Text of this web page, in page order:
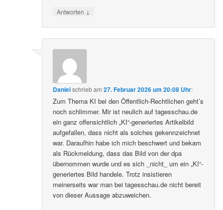
Antworten ↓
Danielschriebam27. Februar 2026 um 20:08 Uhr:
Zum Thema KI bei den Öffentlich-Rechtlichen geht’s
noch schlimmer. Mir ist neulich auf tagesschau.de
ein ganz offensichtlich „KI“-generiertes Artikelbild
aufgefallen, dass nicht als solches gekennzeichnet
war. Daraufhin habe ich mich beschwert und bekam
als Rückmeldung, dass das Bild von der dpa
übernommen wurde und es sich _nicht_ um ein „KI“-
generiertes Bild handele. Trotz insistieren
meinerseits war man bei tagesschau.de nicht bereit
von dieser Aussage abzuweichen.